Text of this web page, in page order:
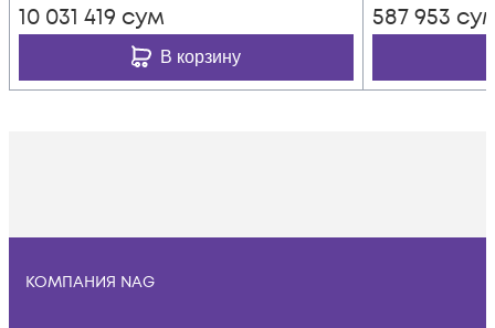
10 031 419 сум
В корзину
587 953
КОМПАНИЯ NAG